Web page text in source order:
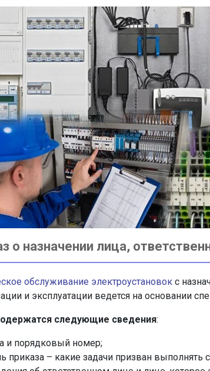
о назначении лица,
обслуживание электроустановок с
и эксплуатации ведется на основании
следующие сведения:
и порядковый номер;
приказа – какие задачи призван выполнять